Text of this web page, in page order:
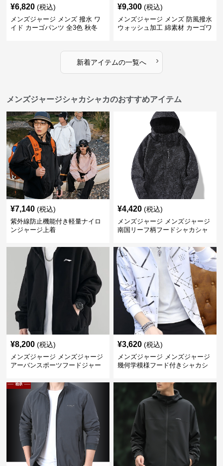
¥6,820 (税込)
メンズジャージ メンズ 撥水 ワ
イド カーゴパンツ 全3色 秋冬
¥9,300 (税込)
メンズジャージ メンズ 防風撥水
ウォッシュ加工 綿素材 カーゴワ
新着アイテムの一覧へ ›
メンズジャージシャカシャカのおすすめアイテム
¥7,140 (税込)
紫外線防止機能付き軽量ナイロ
ンジャージ上着
¥4,420 (税込)
メンズジャージ メンズジャージ
南国リーフ柄フードシャカシャ
¥8,200 (税込)
メンズジャージ メンズジャージ
アーバンスポーツフードジャー
¥3,620 (税込)
メンズジャージ メンズジャージ
幾何学模様フード付きシャカシ